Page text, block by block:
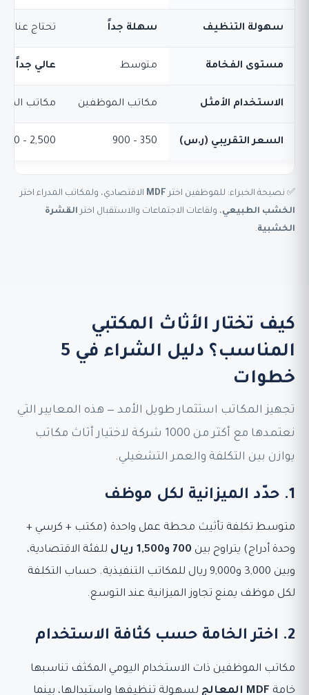
سهولة التنظيف سهلة جداً تحتاج عناية
مستوى الفخامة متوسط عالي جداً
الاستخدام الأمثل مكاتب الموظفين مكاتب
السعر التقريبي (ر.س) 350 – 900
2,500 – 5,000
✅ نصيحة الخبراء: للموظفين اختر MDF الاقتصادي، ولمكاتب المدراء اختر
الخشب الطبيعي، ولقاعات الاجتماعات والاستقبال اختر القشرة
الخشبية.
كيف تختار الأثاث المكتبي
المناسب؟ دليل الشراء في 5
خطوات
تجهيز المكاتب استثمار طويل الأمد — هذه المعايير التي
نعتمدها مع أكثر من 1000 شركة لاختيار أثاث مكاتب
يوازن بين التكلفة والعمر التشغيلي.
1. حدّد الميزانية لكل موظف
متوسط تكلفة تأثيث محطة عمل واحدة (مكتب + كرسي +
وحدة أدراج) يتراوح بين 700 و1,500 ريال
للفئة الاقتصادية،
وبين 3,000 و9,000 ريال للمكاتب التنفيذية. حساب التكلفة
لكل موظف يمنع تجاوز الميزانية عند التوسع.
2. اختر الخامة حسب كثافة الاستخدام
مكاتب الموظفين ذات الاستخدام اليومي المكثف تناسبها
خامة MDF المعالج
لسهولة تنظيفها واستبدالها، بينما